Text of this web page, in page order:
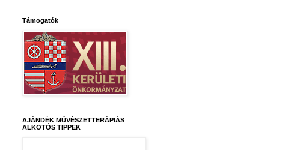
Támogatók
AJÁNDÉK MŰVÉSZETTERÁPIÁS
ALKOTÓS TIPPEK